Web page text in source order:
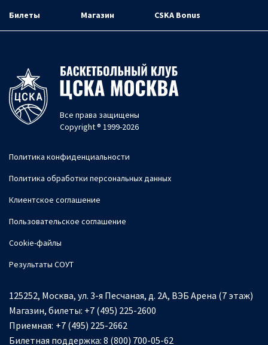
Билеты Магазин CSKA Bonus
Все права защищены
Copyright ® 1999-2026
Политика конфиденциальности
Политика обработки персональных данных
Клиентское соглашение
Пользовательское соглашение
Cookie-файлы
Результаты СОУТ
125252, Москва, ул. 3-я Песчаная, д. 2А, ВЭБ Арена (7 этаж)
Магазин, билеты: +7 (495) 225-2600
Приемная: +7 (495) 225-2662
Билетная поддержка: 8 (800) 700-05-62